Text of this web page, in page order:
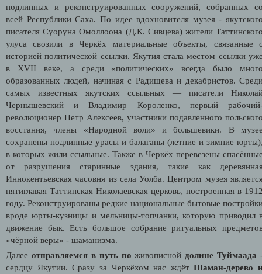
подлинных и реконструированных сооружений, собранных
всей Республики Саха. По идее вдохновителя музея -
писателя Суоруна Омоллоона (Д.К. Сивцева) жители
улуса свозили в Черкёх материальные объекты, связанные
историей политической ссылки. Якутия стала местом ссылки
в XVII веке, а среди «политических» всегда было
образованных людей, начиная с Радищева и декабристов.
самых известных якутских ссыльных — писатели
Чернышевский и Владимир Короленко, первый
революционер Петр Алексеев, участники подавленного
восстания, члены «Народной воли» и большевики. В
сохранены подлинные урасы и балаганы (летние и зимние
в которых жили ссыльные. Также в Черкёх перевезены
от разрушения старинные здания, такие как
Иннокентьевская часовня из села Уолба. Центром музея
пятиглавая Таттинская Николаевская церковь, построенная в
году. Реконструированы редкие национальные бытовые
вроде юрты-кузницы и мельницы-топчанки, которую приводил
движение бык. Есть большое собрание ритуальных
«чёрной веры» - шаманизма.
Далее отправляемся в путь по живописной долине Туймаада
сердцу Якутии. Сразу за Черкёхом нас ждётШаман-дерево